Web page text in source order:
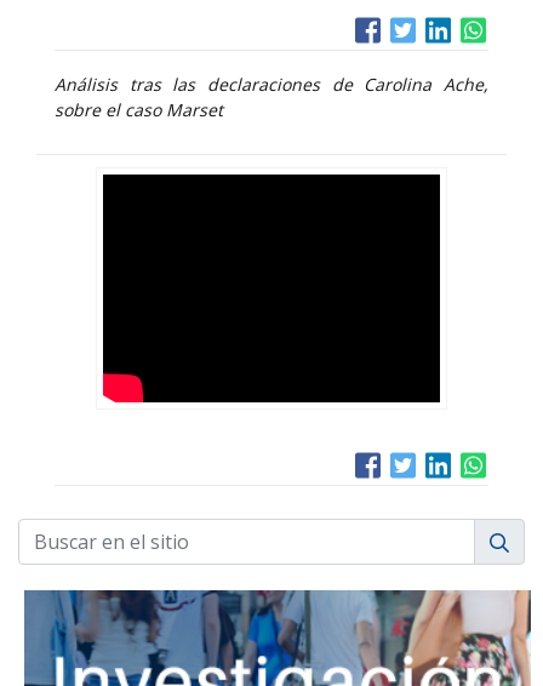
Análisis tras las declaraciones de Carolina Ache,
sobre el caso Marset